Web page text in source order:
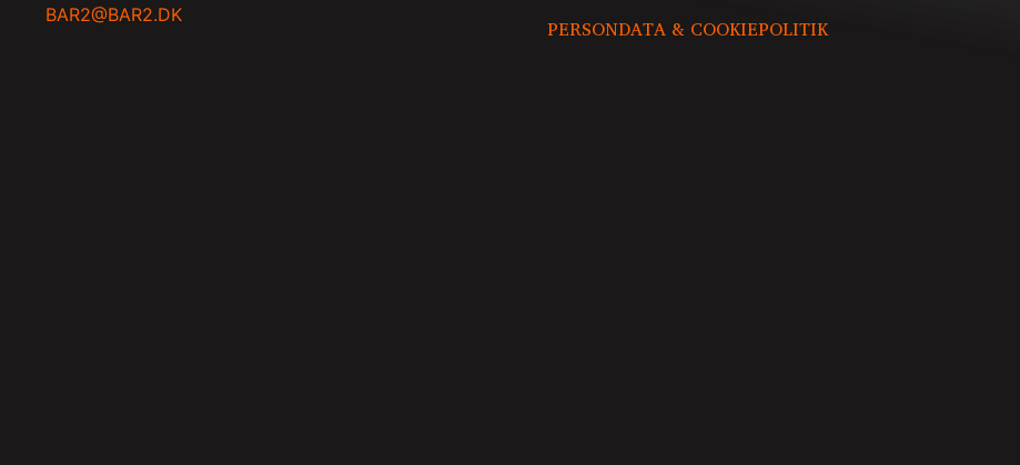
BAR2@BAR2.DK
PERSONDATA & COOKIEPOLITIK